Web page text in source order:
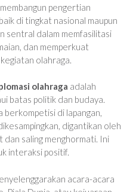
pengertian
di tingkat nasional maupun
sentral dalam memfasilitasi
dan memperkuat
olahraga.
olahraga adalah
batas politik dan budaya.
di lapangan,
digantikan oleh
dan saling menghormati. Ini
interaksi positif.
acara-acara